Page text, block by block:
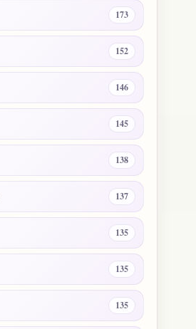
173
152
146
145
138
137
135
135
135